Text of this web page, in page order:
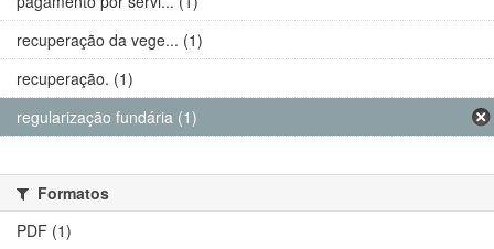
recuperação da vege... (1)
recuperação. (1)
regularização fundária (1)
Formatos
PDF (1)